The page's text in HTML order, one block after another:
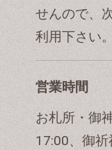
せんので、
利用下さい。
営業時間
お札所・御
17:00、御祈